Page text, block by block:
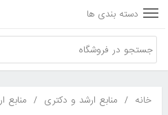
دسته بندی ها
خانه / منابع ارشد و دکتری / منابع